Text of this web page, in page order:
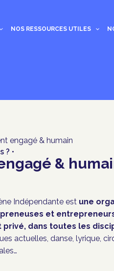
NOS RESSOURCES UTILES
engagé & humain
? •
&
Indépendante est une
et
privé, dans toutes les
actuelles, danse, lyrique,